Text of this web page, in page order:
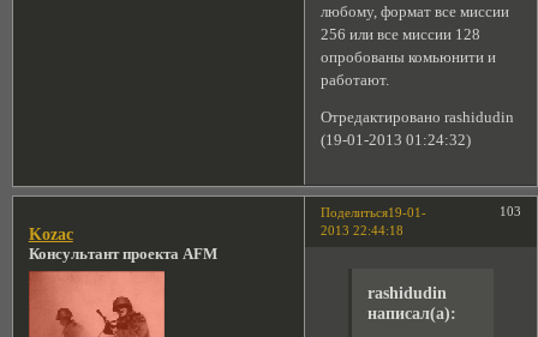
любому, формат все миссии
256 или все миссии 128
опробованы комьюнити и
работают.
Отредактировано rashidudin
(19-01-2013 01:24:32)
Поделиться 103
19-01-
2013 22:44:18
Kozac
Консультант проекта AFM
rashidudin
написал(а):